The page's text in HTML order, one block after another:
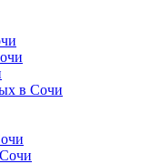
в Сочи